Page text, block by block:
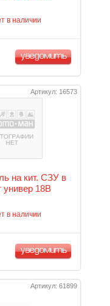
в наличии
уведомить
Артикул: 16573
на кит. СЗУ в
универ 18B
в наличии
уведомить
Артикул: 61899